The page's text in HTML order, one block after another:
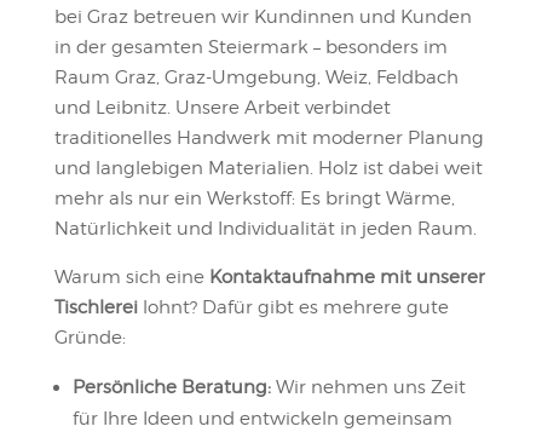
bei Graz betreuen wir Kundinnen und Kunden
in der gesamten Steiermark – besonders im
Raum Graz, Graz-Umgebung, Weiz, Feldbach
und Leibnitz. Unsere Arbeit verbindet
traditionelles Handwerk mit moderner Planung
und langlebigen Materialien. Holz ist dabei weit
mehr als nur ein Werkstoff: Es bringt Wärme,
Natürlichkeit und Individualität in jeden Raum.
Warum sich eine Kontaktaufnahme mit unserer
Tischlereilohnt? Dafür gibt es mehrere gute
Gründe:
Persönliche Beratung:Wir nehmen uns Zeit
für Ihre Ideen und entwickeln gemeinsam